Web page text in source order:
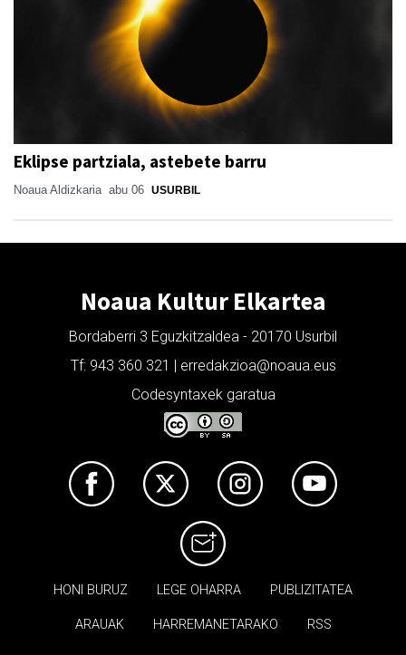
Eklipse partziala, astebete barru
Noaua Aldizkaria abu 06 USURBIL
Noaua Kultur Elkartea
Bordaberri 3 Eguzkitzaldea - 20170 Usurbil
Tf: 943 360 321 | erredakzioa@noaua.eus
Codesyntaxek garatua
HONI BURUZ LEGE OHARRA PUBLIZITATEA
ARAUAK HARREMANETARAKO RSS